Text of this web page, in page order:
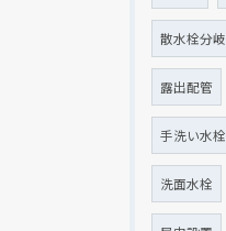
散水栓分岐
露出配管
手洗い水栓
洗面水栓